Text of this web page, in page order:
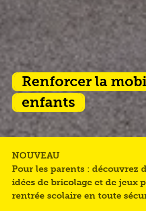
Renforcer la
enfants
NOUVEAU
Pour les parents : découvrez
idées de bricolage et de jeux
rentrée scolaire en toute